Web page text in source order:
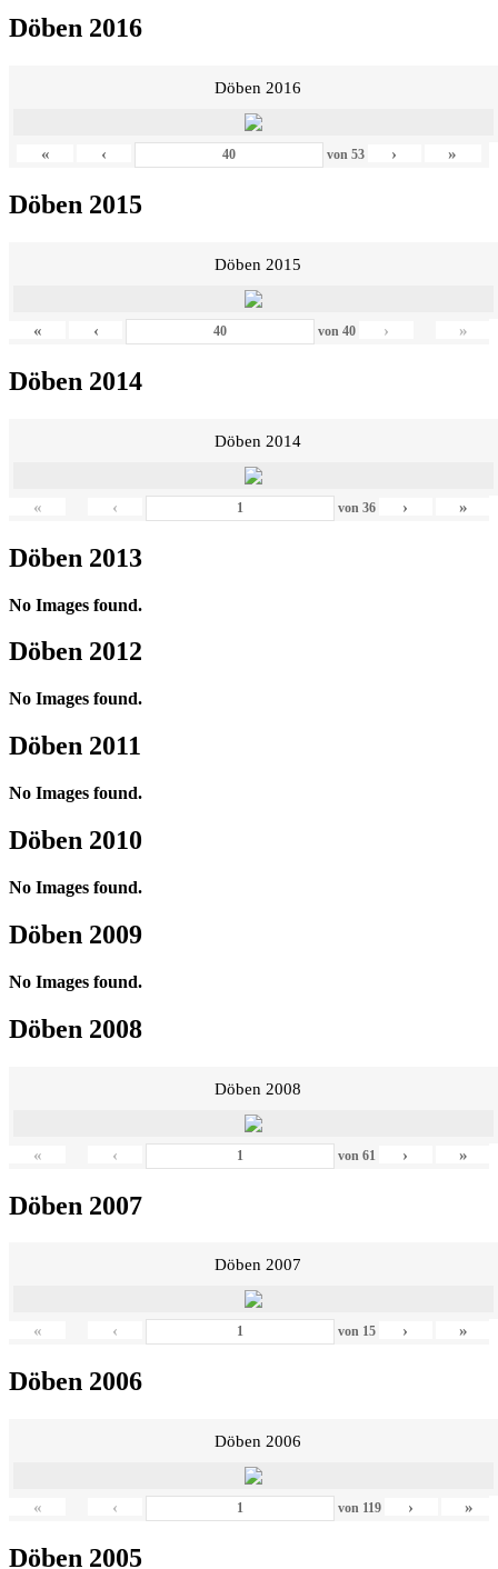
Döben 2016
Döben 2016
« ‹ von 53 › »
Döben 2015
Döben 2015
« ‹ von40 › »
Döben 2014
Döben 2014
« ‹ von 36 › »
Döben 2013
No Images found.
Döben 2012
No Images found.
Döben 2011
No Images found.
Döben 2010
No Images found.
Döben 2009
No Images found.
Döben 2008
Döben 2008
« ‹ von 61 › »
Döben 2007
Döben 2007
« ‹ von 15 › »
Döben 2006
Döben 2006
« ‹ von 119 › »
Döben 2005